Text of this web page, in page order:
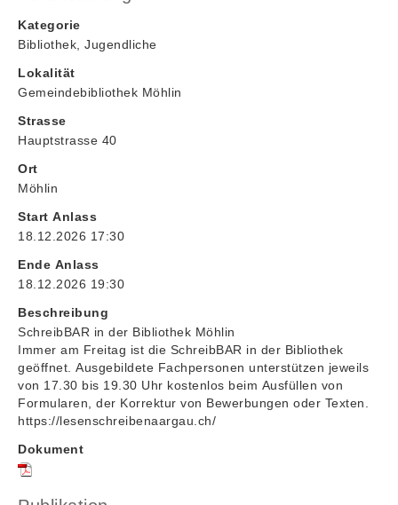
Kategorie
Bibliothek, Jugendliche
Lokalität
Gemeindebibliothek Möhlin
Strasse
Hauptstrasse 40
Ort
Möhlin
Start Anlass
18.12.2026 17:30
Ende Anlass
18.12.2026 19:30
Beschreibung
SchreibBAR in der Bibliothek Möhlin
Immer am Freitag ist die SchreibBAR in der Bibliothek
geöffnet. Ausgebildete Fachpersonen unterstützen jeweils
von 17.30 bis 19.30 Uhr kostenlos beim Ausfüllen von
Formularen, der Korrektur von Bewerbungen oder Texten.
https://lesenschreibenaargau.ch/
Dokument